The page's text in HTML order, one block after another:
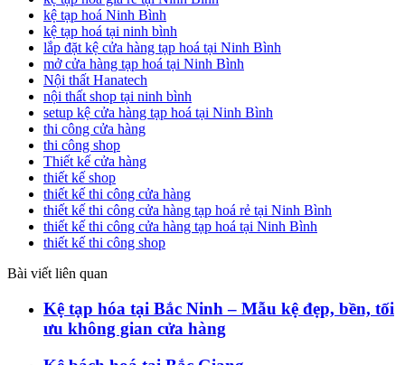
kệ tạp hoá Ninh Bình
kệ tạp hoá tại ninh bình
lắp đặt kệ cửa hàng tạp hoá tại Ninh Bình
mở cửa hàng tạp hoá tại Ninh Bình
Nội thất Hanatech
nội thất shop tại ninh bình
setup kệ cửa hàng tạp hoá tại Ninh Bình
thi công cửa hàng
thi công shop
Thiết kế cửa hàng
thiết kế shop
thiết kế thi công cửa hàng
thiết kế thi công cửa hàng tạp hoá rẻ tại Ninh Bình
thiết kế thi công cửa hàng tạp hoá tại Ninh Bình
thiết kế thi công shop
Bài viết liên quan
Kệ tạp hóa tại Bắc Ninh – Mẫu kệ đẹp, bền, tối
ưu không gian cửa hàng